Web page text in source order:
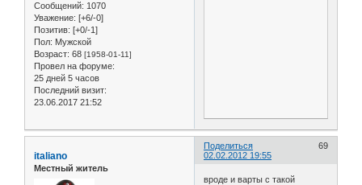
Сообщений: 1070
Уважение: [+6/-0]
Позитив: [+0/-1]
Пол: Мужской
Возраст: 68 [1958-01-11]
Провел на форуме:
25 дней 5 часов
Последний визит:
23.06.2017 21:52
Поделиться
69
02.02.2012 19:55
italiano
Местный житель
вроде и варты с такой